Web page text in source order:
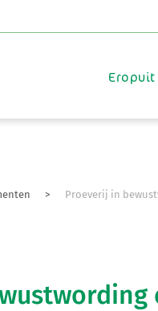
Eropuit
> Proeverij in